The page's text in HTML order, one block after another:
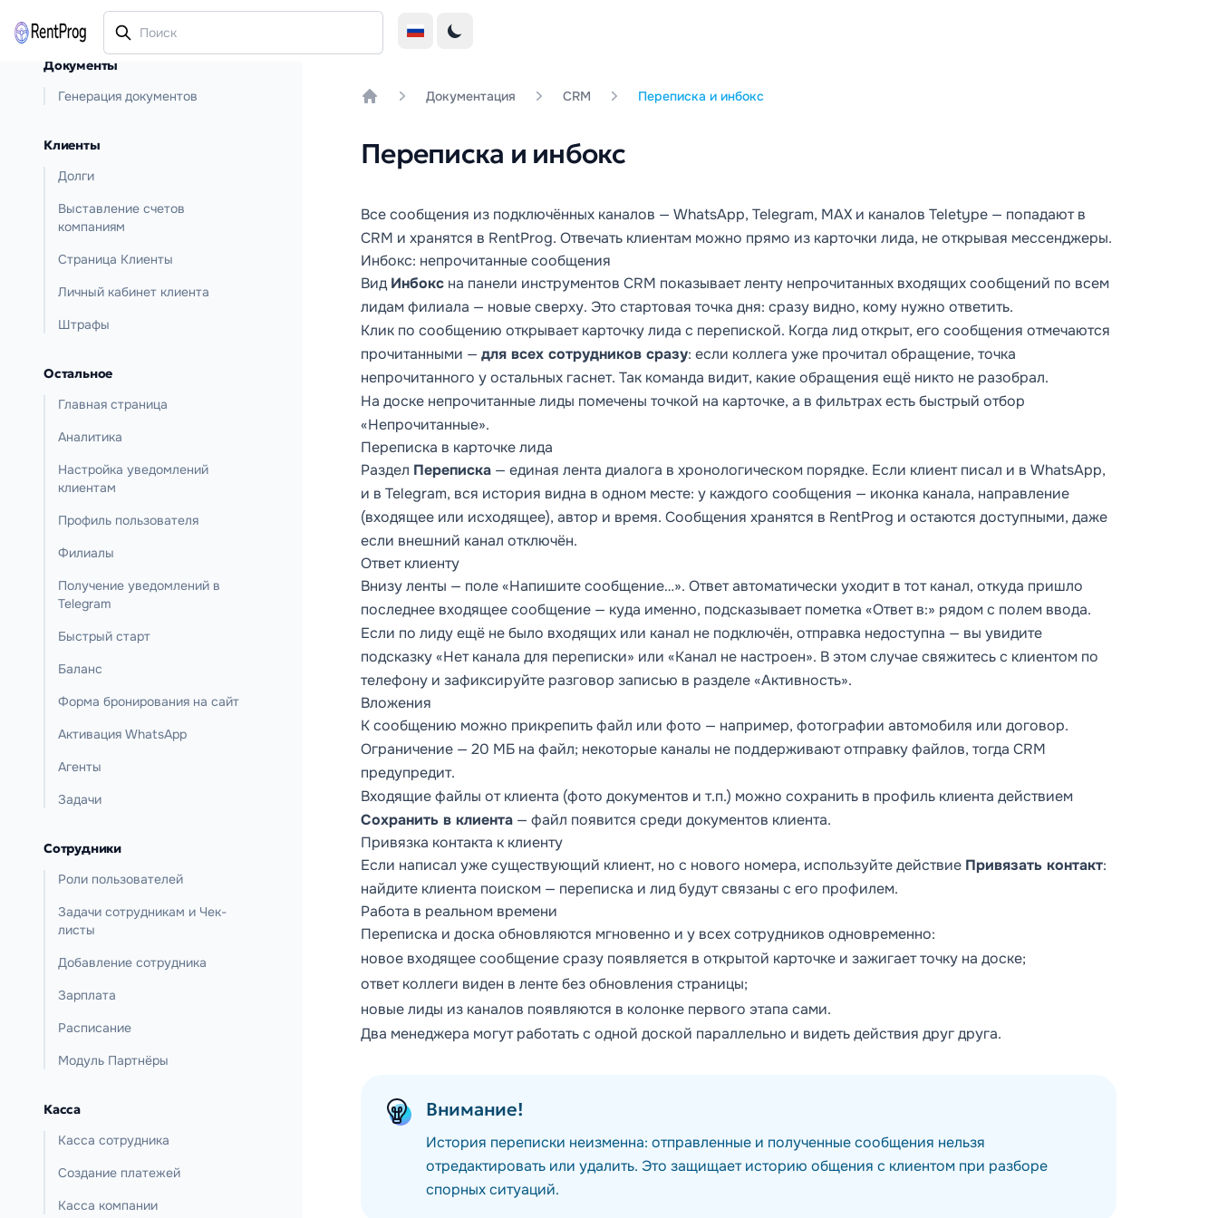
Документы
Генерация документов
Клиенты
Долги
Выставление счетов
компаниям
Страница Клиенты
Личный кабинет клиента
Штрафы
Остальное
Главная страница
Аналитика
Настройка уведомлений
клиентам
Профиль пользователя
Филиалы
Получение уведомлений в
Telegram
Быстрый старт
Баланс
Форма бронирования на сайт
Активация WhatsApp
Агенты
Задачи
Сотрудники
Роли пользователей
Задачи сотрудникам и Чек-
листы
Добавление сотрудника
Зарплата
Расписание
Модуль Партнёры
Касса
Касса сотрудника
Создание платежей
Касса компании
Документация CRM Переписка и инбокс
Переписка и инбокс
Все сообщения из подключённых каналов — WhatsApp, Telegram, MAX и каналов Teletype — попадают в
CRM и хранятся в RentProg. Отвечать клиентам можно прямо из карточки лида, не открывая мессенджеры.
Инбокс: непрочитанные сообщения
ВидИнбокс на панели инструментов CRM показывает ленту непрочитанных входящих сообщений по всем
лидам филиала — новые сверху. Это стартовая точка дня: сразу видно, кому нужно ответить.
Клик по сообщению открывает карточку лида с перепиской. Когда лид открыт, его сообщения отмечаются
прочитанными — для всех сотрудников сразу: если коллега уже прочитал обращение, точка
непрочитанного у остальных гаснет. Так команда видит, какие обращения ещё никто не разобрал.
На доске непрочитанные лиды помечены точкой на карточке, а в фильтрах есть быстрый отбор
«Непрочитанные».
Переписка в карточке лида
Раздел Переписка — единая лента диалога в хронологическом порядке. Если клиент писал и в WhatsApp,
и в Telegram, вся история видна в одном месте: у каждого сообщения — иконка канала, направление
(входящее или исходящее), автор и время. Сообщения хранятся в RentProg и остаются доступными, даже
если внешний канал отключён.
Ответ клиенту
Внизу ленты — поле «Напишите сообщение…». Ответ автоматически уходит в тот канал, откуда пришло
последнее входящее сообщение — куда именно, подсказывает пометка «Ответ в:» рядом с полем ввода.
Если по лиду ещё не было входящих или канал не подключён, отправка недоступна — вы увидите
подсказку «Нет канала для переписки» или «Канал не настроен». В этом случае свяжитесь с клиентом по
телефону и зафиксируйте разговор записью в разделе «Активность».
Вложения
К сообщению можно прикрепить файл или фото — например, фотографии автомобиля или договор.
Ограничение — 20 МБ на файл; некоторые каналы не поддерживают отправку файлов, тогда CRM
предупредит.
Входящие файлы от клиента (фото документов и т.п.) можно сохранить в профиль клиента действием
Сохранить в клиента — файл появится среди документов клиента.
Привязка контакта к клиенту
Если написал уже существующий клиент, но с нового номера, используйте действие Привязать контакт:
найдите клиента поиском — переписка и лид будут связаны с его профилем.
Работа в реальном времени
Переписка и доска обновляются мгновенно и у всех сотрудников одновременно:
новое входящее сообщение сразу появляется в открытой карточке и зажигает точку на доске;
ответ коллеги виден в ленте без обновления страницы;
новые лиды из каналов появляются в колонке первого этапа сами.
Два менеджера могут работать с одной доской параллельно и видеть действия друг друга.
Внимание!
История переписки неизменна: отправленные и полученные сообщения нельзя
отредактировать или удалить. Это защищает историю общения с клиентом при разборе
спорных ситуаций.